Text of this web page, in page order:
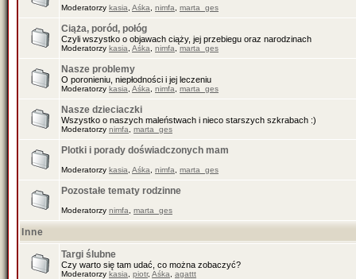
Moderatorzy kasia Aśka nimfa marta_ges
Ciąża, poród, połóg
Czyli wszystko o objawach ciąży, jej przebiegu oraz narodzinach
Moderatorzy kasia Aśka nimfa marta_ges
Nasze problemy
O poronieniu, niepłodności i jej leczeniu
Moderatorzy kasia Aśka nimfa marta_ges
Nasze dzieciaczki
Wszystko o naszych maleństwach i nieco starszych szkrabach :)
Moderatorzy nimfa marta_ges
Plotki i porady doświadczonych mam
Moderatorzy kasia Aśka nimfa marta_ges
Pozostałe tematy rodzinne
Moderatorzy nimfa marta_ges
Inne
Targi ślubne
Czy warto się tam udać, co można zobaczyć?
Moderatorzy kasia piotr, Aśka agattt